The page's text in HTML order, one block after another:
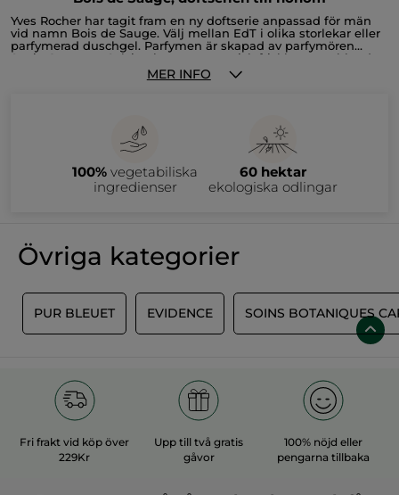
Yves Rocher har tagit fram en ny doftserie anpassad för män
vid namn Bois de Sauge. Välj mellan EdT i olika storlekar eller
parfymerad duschgel. Parfymen är skapad av parfymören
Sonia Constant. Salvian har en aromatisk friskhet som blandas
med intensiteten från guajakträ och patchouli. Både salvia och
alkohol är av vegetabiliskt ursprung som produceras i
MER INFO
100% vegetabiliska
ingredienser
60 hektar
ekologiska odlingar
Övriga kategorier
PUR BLEUET EVIDENCE SOINS BOTANIQUES
Fri frakt vid köp över
229Kr
Upp till två gratis
gåvor
100% nöjd eller
pengarna tillbaka